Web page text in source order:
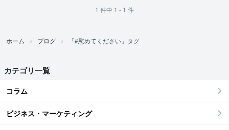
1 件中 1 - 1 件
ホーム ブログ 「#慰めてください」タグ
カテゴリ一覧
コラム
ビジネス・マーケティング